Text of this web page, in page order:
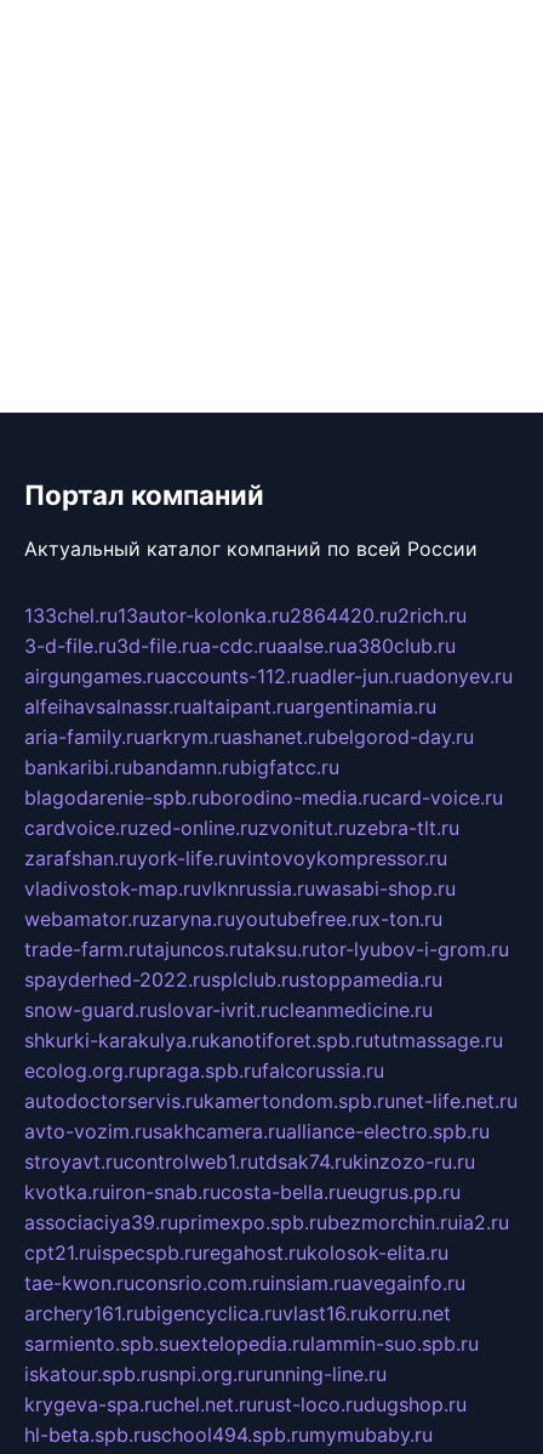
Портал компаний
Актуальный каталог компаний по всей России
133chel.ru13autor-kolonka.ru2864420.ru2rich.ru
3-d-file.ru3d-file.rua-cdc.ruaalse.rua380club.ru
airgungames.ruaccounts-112.ruadler-jun.ruadonyev.ru
alfeihavsalnassr.rualtaipant.ruargentinamia.ru
aria-family.ruarkrym.ruashanet.rubelgorod-day.ru
bankaribi.rubandamn.rubigfatcc.ru
blagodarenie-spb.ruborodino-media.rucard-voice.ru
cardvoice.ruzed-online.ruzvonitut.ruzebra-tlt.ru
zarafshan.ruyork-life.ruvintovoykompressor.ru
vladivostok-map.ruvlknrussia.ruwasabi-shop.ru
webamator.ruzaryna.ruyoutubefree.rux-ton.ru
trade-farm.rutajuncos.rutaksu.rutor-lyubov-i-grom.ru
spayderhed-2022.rusplclub.rustoppamedia.ru
snow-guard.ruslovar-ivrit.rucleanmedicine.ru
shkurki-karakulya.rukanotiforet.spb.rututmassage.ru
ecolog.org.rupraga.spb.rufalcorussia.ru
autodoctorservis.rukamertondom.spb.runet-life.net.ru
avto-vozim.rusakhcamera.rualliance-electro.spb.ru
stroyavt.rucontrolweb1.rutdsak74.rukinzozo-ru.ru
kvotka.ruiron-snab.rucosta-bella.rueugrus.pp.ru
associaciya39.ruprimexpo.spb.rubezmorchin.ruia2.ru
cpt21.ruispecspb.ruregahost.rukolosok-elita.ru
tae-kwon.ruconsrio.com.ruinsiam.ruavegainfo.ru
archery161.rubigencyclica.ruvlast16.rukorru.net
sarmiento.spb.suextelopedia.rulammin-suo.spb.ru
iskatour.spb.rusnpi.org.rurunning-line.ru
krygeva-spa.ruchel.net.rurust-loco.rudugshop.ru
hl-beta.spb.ruschool494.spb.rumymubaby.ru